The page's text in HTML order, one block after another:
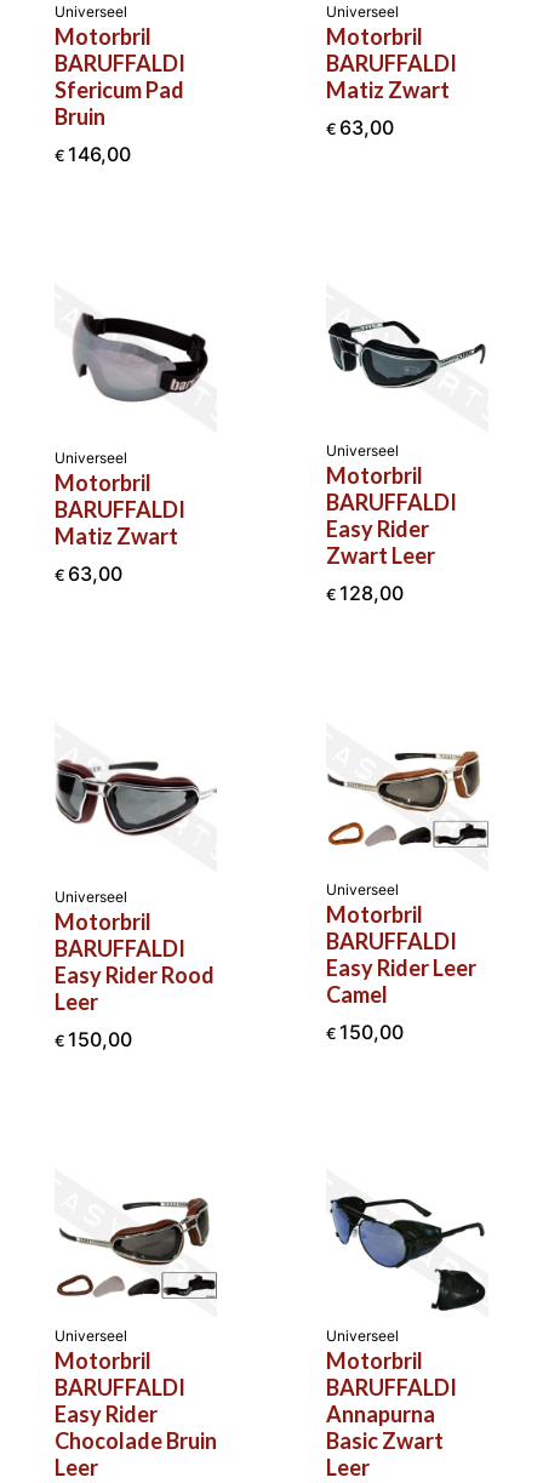
Universeel
Motorbril
BARUFFALDI
Sfericum Pad
Bruin
€ 146,00
Universeel
Motorbril
BARUFFALDI
Matiz Zwart
€ 63,00
Universeel
Motorbril
BARUFFALDI
Matiz Zwart
€ 63,00
Universeel
Motorbril
BARUFFALDI
Easy Rider
Zwart Leer
€ 128,00
Universeel
Motorbril
BARUFFALDI
Easy Rider Rood
Leer
€ 150,00
Universeel
Motorbril
BARUFFALDI
Easy Rider Leer
Camel
€ 150,00
Universeel
Motorbril
BARUFFALDI
Easy Rider
Chocolade Bruin
Leer
Universeel
Motorbril
BARUFFALDI
Annapurna
Basic Zwart
Leer